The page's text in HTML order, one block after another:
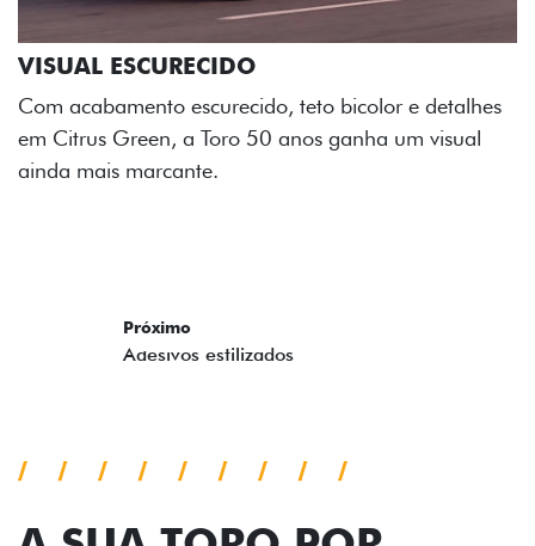
ADESIVOS ESTILIZADOS
Os adesivos aplicados no capô e nas laterais
reforçam a identidade única dessa edição para lá de
comemorativa.
TODOS OS ÂNGULOS